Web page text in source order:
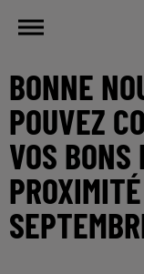
BONNE
POUVEZ
VOS BONS